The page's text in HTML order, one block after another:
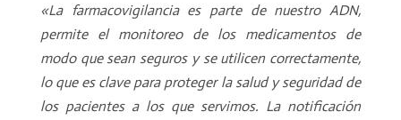
«La farmacovigilancia es parte de nuestro ADN,
permite el monitoreo de los medicamentos de
modo que sean seguros y se utilicen correctamente,
lo que es clave para proteger la salud y seguridad de
los pacientes a los que servimos. La notificación